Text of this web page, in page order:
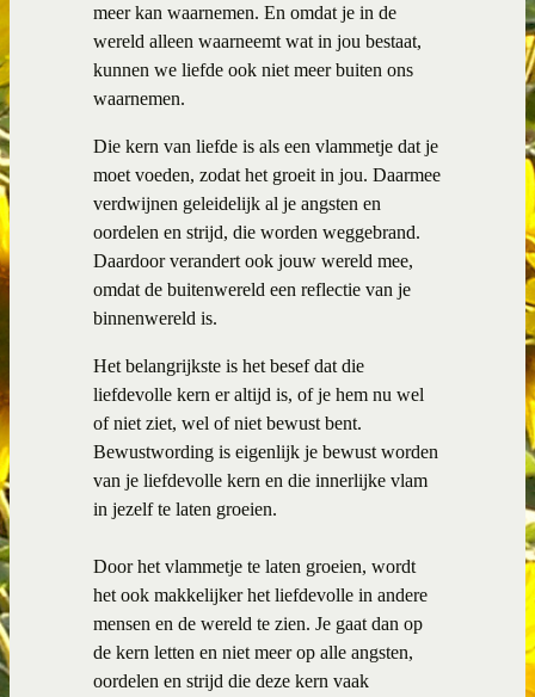
meer kan waarnemen. En omdat je in de
wereld alleen waarneemt wat in jou bestaat,
kunnen we liefde ook niet meer buiten ons
waarnemen.
Die kern van liefde is als een vlammetje dat je
moet voeden, zodat het groeit in jou. Daarmee
verdwijnen geleidelijk al je angsten en
oordelen en strijd, die worden weggebrand.
Daardoor verandert ook jouw wereld mee,
omdat de buitenwereld een reflectie van je
binnenwereld is.
Het belangrijkste is het besef dat die
liefdevolle kern er altijd is, of je hem nu wel
of niet ziet, wel of niet bewust bent.
Bewustwording is eigenlijk je bewust worden
van je liefdevolle kern en die innerlijke vlam
in jezelf te laten groeien.
Door het vlammetje te laten groeien, wordt
het ook makkelijker het liefdevolle in andere
mensen en de wereld te zien. Je gaat dan op
de kern letten en niet meer op alle angsten,
oordelen en strijd die deze kern vaak